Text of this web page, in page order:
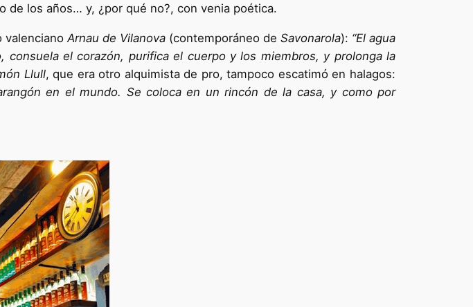
de los años… y, ¿por qué no?, con venia poética.
valencianoArnau de Vilanova (contemporáneo de Savonarola): “El agua
el corazón, purifica el cuerpo y los miembros, y prolonga la
Llull, que era otro alquimista de pro, tampoco escatimó en halagos:
en el mundo. Se coloca en un rincón de la casa, y como por